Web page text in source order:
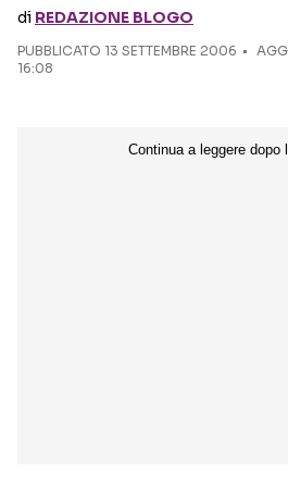
di REDAZIONE BLOGO
PUBBLICATO 13 SETTEMBRE 2006
16:08